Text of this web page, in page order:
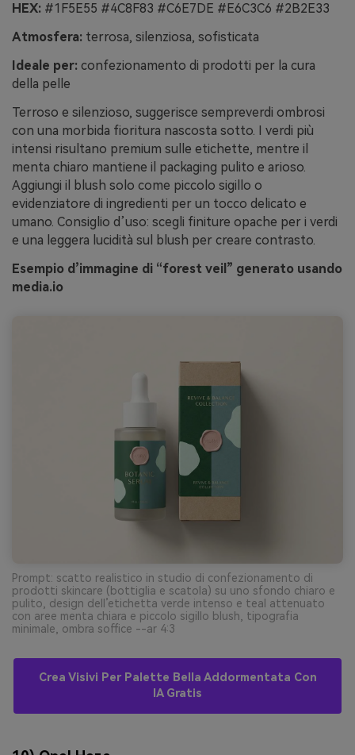
HEX: #1F5E55 #4C8F83 #C6E7DE #E6C3C6 #2B2E33
Atmosfera: terrosa, silenziosa, sofisticata
Ideale per: confezionamento di prodotti per la cura
della pelle
Terroso e silenzioso, suggerisce sempreverdi ombrosi
con una morbida fioritura nascosta sotto. I verdi più
intensi risultano premium sulle etichette, mentre il
menta chiaro mantiene il packaging pulito e arioso.
Aggiungi il blush solo come piccolo sigillo o
evidenziatore di ingredienti per un tocco delicato e
umano. Consiglio d’uso: scegli finiture opache per i verdi
e una leggera lucidità sul blush per creare contrasto.
Esempio d’immagine di “forest veil” generato usando
media.io
Prompt: scatto realistico in studio di confezionamento di
prodotti skincare (bottiglia e scatola) su uno sfondo chiaro e
pulito, design dell’etichetta verde intenso e teal attenuato
con aree menta chiara e piccolo sigillo blush, tipografia
minimale, ombra soffice --ar 4:3
Crea Visivi Per Palette Bella Addormentata Con
IA Gratis